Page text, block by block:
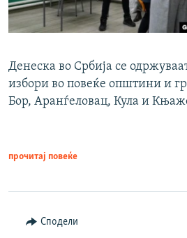
Денеска во Србија се
избори во повеќе општини и
Бор, Аранѓеловац, Кула и
прочитај повеќе
Сподели